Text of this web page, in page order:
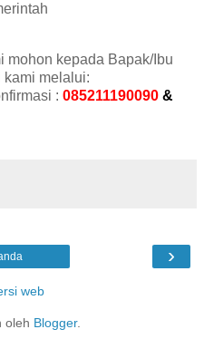
mohon kepada Bapak/Ibu
kami melalui:
: 085211190090 &
›
web
oleh Blogger.